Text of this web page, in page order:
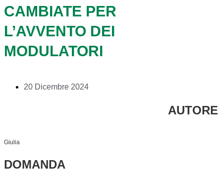
CAMBIATE PER
L’AVVENTO DEI
MODULATORI
20 Dicembre 2024
AUTORE
Giulia
DOMANDA